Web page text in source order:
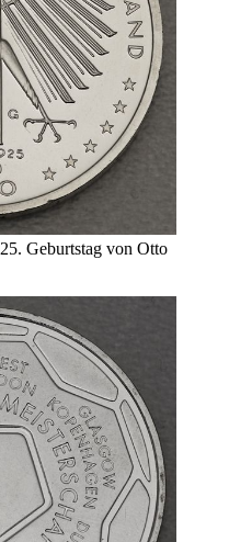
Geburtstag von Otto